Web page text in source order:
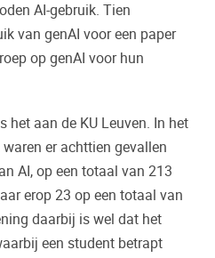
AI-gebruik. Tien
van genAI voor een paper
op genAI voor hun
het aan de KU Leuven. In het
er achttien gevallen
AI, op een totaal van 213
erop 23 op een totaal van
daarbij is wel dat het
een student betrapt